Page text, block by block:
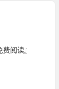
阅读』